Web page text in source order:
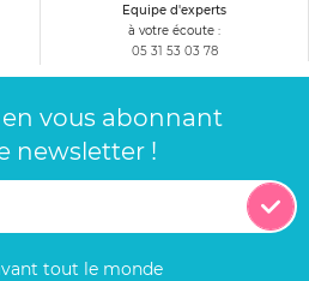
Equipe d'experts
à votre écoute :
05 31 53 03 78
en vous abonnant
newsletter !
tout le monde